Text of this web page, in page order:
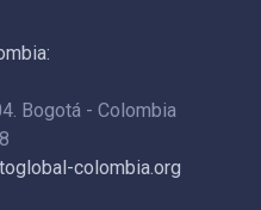
Bogotá - Colombia
colombia.org